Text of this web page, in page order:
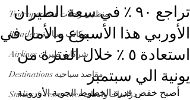
Tour operator منظمي رحلات
Retailers مكاتب سياحة
Airlines شركات طيران
Destinations مقاصد سياحية
Studies & researches دراسات وابحاث
تراجع ٩٠ ٪ في سعة الطيران
الأوربي هذا الأسبوع والأمل في
استعادة ٥ ٪ خلال الفترة من
يونية الي سبتمبر
أصبح خفض قدرة الخطوط الجوية الأوروبية